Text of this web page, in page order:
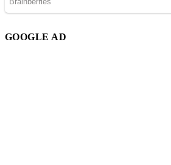
GOOGLE AD